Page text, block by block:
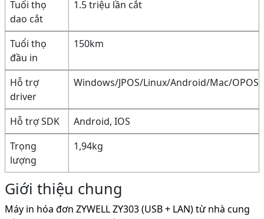
Tuổi thọ
dao cắt
1.5 triệu lần cắt
Tuổi thọ
đầu in
150km
Hỗ trợ
driver
Windows/JPOS/Linux/Android/Mac/OPOS
Hỗ trợ SDK
Android, IOS
Trọng
lượng
1,94kg
Giới thiệu chung
Máy in hóa đơn ZYWELL ZY303 (USB + LAN) từ nhà cung